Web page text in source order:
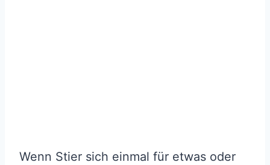
Wenn Stier sich einmal für etwas oder